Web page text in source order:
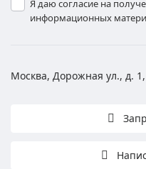
Я даю согласие на
информационных
Москва, Дорожная ул., д.